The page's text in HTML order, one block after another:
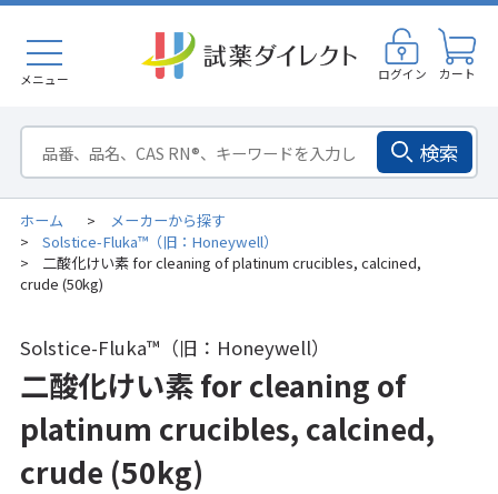
メニュー ログイン カート
検索
ホーム > メーカーから探す
> Solstice-Fluka™（旧：Honeywell）
>
二酸化けい素 for cleaning of platinum crucibles, calcined,
crude (50kg)
Solstice-Fluka™（旧：Honeywell）
二酸化けい素 for cleaning of
platinum crucibles, calcined,
crude (50kg)